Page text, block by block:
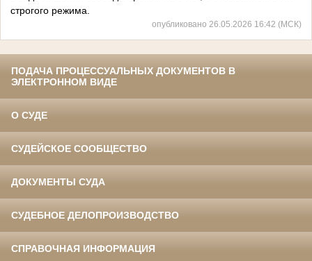
строгого режима.
опубликовано 26.05.2026 16:42 (МСК)
ПОДАЧА ПРОЦЕССУАЛЬНЫХ ДОКУМЕНТОВ В
ЭЛЕКТРОННОМ ВИДЕ
О СУДЕ
СУДЕЙСКОЕ СООБЩЕСТВО
ДОКУМЕНТЫ СУДА
СУДЕБНОЕ ДЕЛОПРОИЗВОДСТВО
СПРАВОЧНАЯ ИНФОРМАЦИЯ